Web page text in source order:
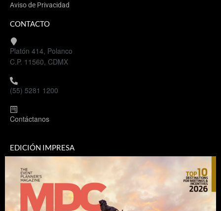
Aviso de Privacidad
CONTACTO
Platón 414, Polanco
C.P. 11560, CDMX
(55) 5281 1200
Contáctanos
EDICIÓN IMPRESA